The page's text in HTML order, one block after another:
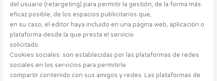
del usuario (retargeting) para permitir la gestión, de la forma más
eficaz posible, de los espacios publicitarios que,
en su caso, el editor haya incluido en una página web, aplicación o
plataforma desde la que presta el servicio
solicitado.
Cookies sociales: son establecidas por las plataformas de redes
sociales en los servicios para permitirle
compartir contenido con sus amigos y redes. Las plataformas de